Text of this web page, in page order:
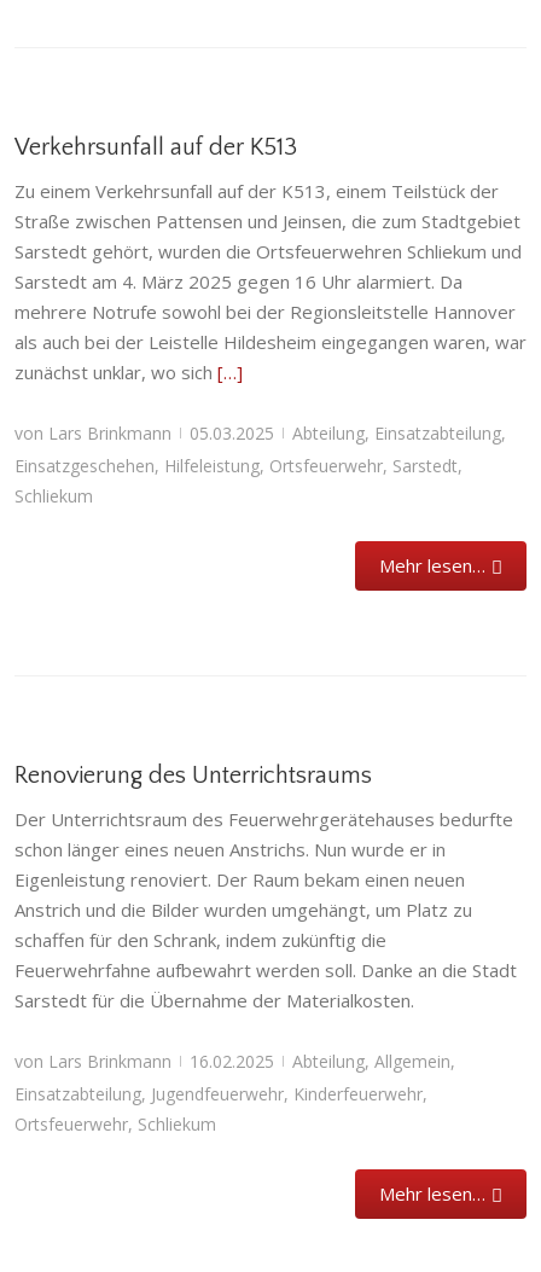
Verkehrsunfall auf der K513
Zu einem Verkehrsunfall auf der K513, einem Teilstück der
Straße zwischen Pattensen und Jeinsen, die zum Stadtgebiet
Sarstedt gehört, wurden die Ortsfeuerwehren Schliekum und
Sarstedt am 4. März 2025 gegen 16 Uhr alarmiert. Da
mehrere Notrufe sowohl bei der Regionsleitstelle Hannover
als auch bei der Leistelle Hildesheim eingegangen waren, war
zunächst unklar, wo sich […]
von Lars Brinkmann | 05.03.2025 | Abteilung, Einsatzabteilung,
Einsatzgeschehen, Hilfeleistung, Ortsfeuerwehr, Sarstedt,
Schliekum
Mehr lesen…
Renovierung des Unterrichtsraums
Der Unterrichtsraum des Feuerwehrgerätehauses bedurfte
schon länger eines neuen Anstrichs. Nun wurde er in
Eigenleistung renoviert. Der Raum bekam einen neuen
Anstrich und die Bilder wurden umgehängt, um Platz zu
schaffen für den Schrank, indem zukünftig die
Feuerwehrfahne aufbewahrt werden soll. Danke an die Stadt
Sarstedt für die Übernahme der Materialkosten.
von Lars Brinkmann | 16.02.2025 | Abteilung, Allgemein,
Einsatzabteilung, Jugendfeuerwehr, Kinderfeuerwehr,
Ortsfeuerwehr, Schliekum
Mehr lesen…